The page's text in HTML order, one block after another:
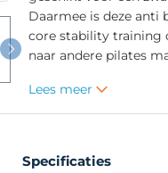
Daarmee is deze
core stability training
naar andere pilates
Lees meer
Specificaties